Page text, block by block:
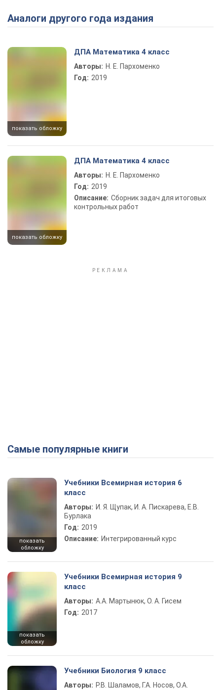
Play Video
Аналоги другого года издания
показать обложку
ДПА Математика 4 класс
Авторы: Н. Е. Пархоменко
Год: 2019
показать обложку
ДПА Математика 4 класс
Авторы: Н. Е. Пархоменко
Год: 2019
Описание: Сборник задач для итоговых
контрольных работ
Самые популярные книги
показать
обложку
Учебники Всемирная история 6
класс
Авторы: И. Я. Щупак, И. А. Пискарева, Е.В.
Бурлака
Год: 2019
Описание: Интегрированный курс
показать
обложку
Учебники Всемирная история 9
класс
Авторы: А.А. Мартынюк, О. А. Гисем
Год: 2017
Учебники Биология 9 класс
Авторы: Р.В. Шаламов, Г.А. Носов, О.А.